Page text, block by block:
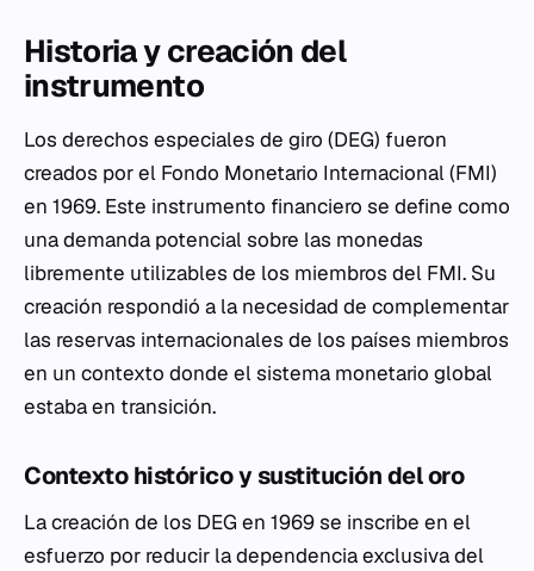
Historia y creación del
instrumento
Los derechos especiales de giro (DEG) fueron
creados por el Fondo Monetario Internacional (FMI)
en 1969. Este instrumento financiero se define como
una demanda potencial sobre las monedas
libremente utilizables de los miembros del FMI. Su
creación respondió a la necesidad de complementar
las reservas internacionales de los países miembros
en un contexto donde el sistema monetario global
estaba en transición.
Contexto histórico y sustitución del oro
La creación de los DEG en 1969 se inscribe en el
esfuerzo por reducir la dependencia exclusiva del